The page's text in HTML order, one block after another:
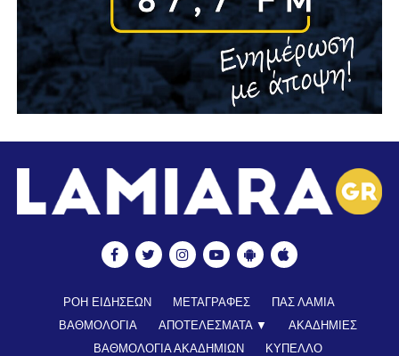
ΡΟΗ ΕΙΔΗΣΕΩΝ ΜΕΤΑΓΡΑΦΕΣ
ΠΑΣ ΛΑΜΙΑ
ΒΑΘΜΟΛΟΓΙΑ
ΑΠΟΤΕΛΕΣΜΑΤΑ ▼
ΑΚΑΔΗΜΙΕΣ
ΒΑΘΜΟΛΟΓΙΑ ΑΚΑΔΗΜΙΩΝ
ΚΥΠΕΛΛΟ